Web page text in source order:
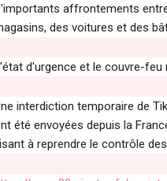
affrontements
des voitures et des
d'urgence et le couvre-feu
interdiction temporaire de
été envoyées depuis la
à reprendre le contrôle